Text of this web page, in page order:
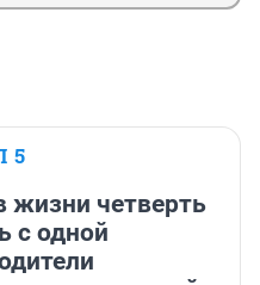
5
четверть
с одной